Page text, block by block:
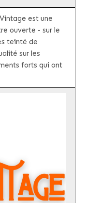
est une
ouverte - sur le
teinté de
sur les
forts qui ont